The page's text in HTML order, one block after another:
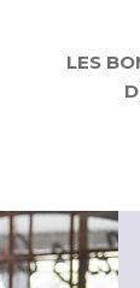
LES